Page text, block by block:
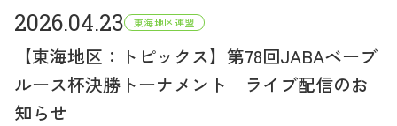
2026.04.23 東海地区連盟
【東海地区：トピックス】第78回JABAベーブ
ルース杯決勝トーナメント ライブ配信のお
知らせ